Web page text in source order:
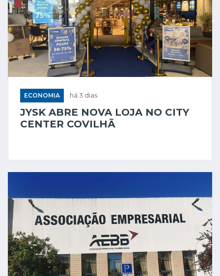
ECONOMIA há 3 dias
JYSK ABRE NOVA LOJA NO CITY
CENTER COVILHÃ